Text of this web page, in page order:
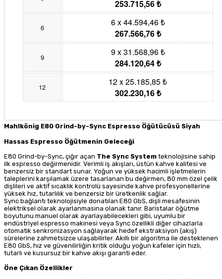
253.715,56 ₺
6
6 x 44.594,46 ₺
267.566,76 ₺
9
9 x 31.568,96 ₺
284.120,64 ₺
12
12 x 25.185,85 ₺
302.230,16 ₺
Mahlkönig E80 Grind-by-Sync Espresso Öğütücüsü Siyah
Hassas Espresso Öğütmenin Geleceği
E80 Grind-by-Sync, çığır açan The Sync System teknolojisine sahip
ilk espresso değirmenidir. Verimli iş akışları, üstün kahve kalitesi ve
benzersiz bir standart sunar. Yoğun ve yüksek hacimli işletmelerin
taleplerini karşılamak üzere tasarlanan bu değirmen, 80 mm özel çelik
dişlileri ve aktif sıcaklık kontrolü sayesinde kahve profesyonellerine
yüksek hız, tutarlılık ve benzersiz bir üretkenlik sağlar.
Sync bağlantı teknolojisiyle donatılan E80 GbS, dişli mesafesinin
elektriksel olarak ayarlanmasına olanak tanır. Baristalar öğütme
boyutunu manuel olarak ayarlayabilecekleri gibi, uyumlu bir
endüstriyel espresso makinesi veya Sync özellikli diğer cihazlarla
otomatik senkronizasyon sağlayarak hedef ekstraksiyon (akış)
sürelerine zahmetsizce ulaşabilirler. Akıllı bir algoritma ile desteklenen
E80 GbS, hız ve güvenilirliğin kritik olduğu yoğun kafeler için hızlı,
tutarlı ve kusursuz bir kahve akışı garanti eder.
Öne Çıkan Özellikler